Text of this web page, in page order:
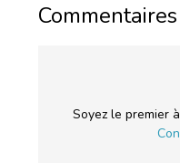
Soyez le premier